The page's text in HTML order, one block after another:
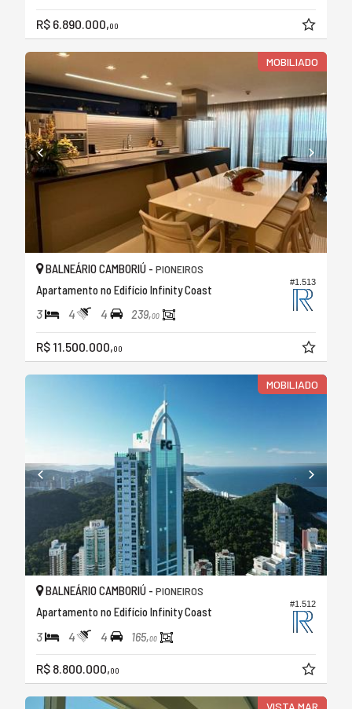
R$ 6.890.000,00
MOBILIADO
#1.513
BALNEÁRIO CAMBORIÚ - PIONEIROS
Apartamento no Edifício Infinity Coast
3 4 4 239,00
R$ 11.500.000,00
MOBILIADO
#1.512
BALNEÁRIO CAMBORIÚ - PIONEIROS
Apartamento no Edifício Infinity Coast
3 4 4 165,00
R$ 8.800.000,00